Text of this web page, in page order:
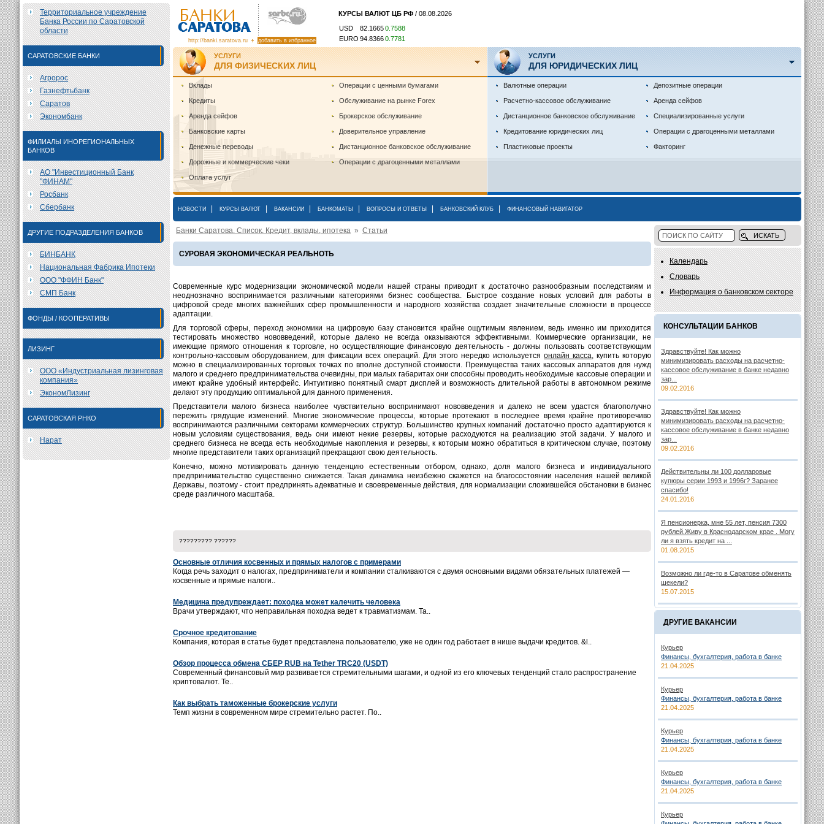
Территориальное учреждение
Банка России по Саратовской
области
САРАТОВСКИЕ БАНКИ
Агророс
Газнефтьбанк
Саратов
Экономбанк
ФИЛИАЛЫ ИНОРЕГИОНАЛЬНЫХ
БАНКОВ
АО "Инвестиционный Банк
"ФИНАМ"
Росбанк
Сбербанк
ДРУГИЕ ПОДРАЗДЕЛЕНИЯ БАНКОВ
БИНБАНК
Национальная Фабрика Ипотеки
ООО "ФФИН Банк"
СМП Банк
ФОНДЫ / КООПЕРАТИВЫ
ЛИЗИНГ
ООО «Индустриальная лизинговая
компания»
ЭкономЛизинг
САРАТОВСКАЯ РНКО
Нарат
http://banki.saratova.ru добавить в избранное
КУРСЫ ВАЛЮТ ЦБ РФ / 08.08.2026
USD
82.16650.7588
EURO 94.83660.7781
УСЛУГИ
ДЛЯ ФИЗИЧЕСКИХ ЛИЦ
УСЛУГИ
ДЛЯ ЮРИДИЧЕСКИХ ЛИЦ
Вклады
Кредиты
Аренда сейфов
Банковские карты
Денежные переводы
Дорожные и коммерческие чеки
Оплата услуг
Операции с ценными бумагами
Обслуживание на рынке Forex
Брокерское обслуживание
Доверительное управление
Дистанционное банковское обслуживание
Операции с драгоценными металлами
Валютные операции
Расчетно-кассовое обслуживание
Дистанционное банковское обслуживание
Кредитование юридических лиц
Пластиковые проекты
Депозитные операции
Аренда сейфов
Специализированные услуги
Операции с драгоценными металлами
Факторинг
НОВОСТИ КУРСЫ ВАЛЮТ ВАКАНСИИ БАНКОМАТЫ ВОПРОСЫ И ОТВЕТЫ БАНКОВСКИЙ КЛУБ ФИНАНСОВЫЙ НАВИГАТОР
Банки Саратова. Список. Кредит, вклады, ипотека » Статьи
СУРОВАЯ ЭКОНОМИЧЕСКАЯ РЕАЛЬНОТЬ
Современные курс модернизации экономической модели нашей страны приводит к достаточно разнообразным последствиям и
неоднозначно воспринимается различными категориями бизнес сообщества. Быстрое создание новых условий для работы в
цифровой среде многих важнейших сфер промышленности и народного хозяйства создает значительные сложности в процессе
адаптации.
Для торговой сферы, переход экономики на цифровую базу становится крайне ощутимым явлением, ведь именно им приходится
тестировать множество нововведений, которые далеко не всегда оказываются эффективными. Коммерческие организации, не
имеющие прямого отношения к торговле, но осуществляющие финансовую деятельность - должны пользовать соответствующим
контрольно-кассовым оборудованием, для фиксации всех операций. Для этого нередко используется онлайн касса, купить которую
можно в специализированных торговых точках по вполне доступной стоимости. Преимущества таких кассовых аппаратов для нужд
малого и среднего предпринимательства очевидны, при малых габаритах они способны проводить необходимые кассовые операции и
имеют крайне удобный интерфейс. Интуитивно понятный смарт дисплей и возможность длительной работы в автономном режиме
делают эту продукцию оптимальной для данного применения.
Представители малого бизнеса наиболее чувствительно воспринимают нововведения и далеко не всем удастся благополучно
пережить грядущие изменений. Многие экономические процессы, которые протекают в последнее время крайне противоречиво
воспринимаются различными секторами коммерческих структур. Большинство крупных компаний достаточно просто адаптируются к
новым условиям существования, ведь они имеют некие резервы, которые расходуются на реализацию этой задачи. У малого и
среднего бизнеса не всегда есть необходимые накопления и резервы, к которым можно обратиться в критическом случае, поэтому
многие представители таких организаций прекращают свою деятельность.
Конечно, можно мотивировать данную тенденцию естественным отбором, однако, доля малого бизнеса и индивидуального
предпринимательство существенно снижается. Такая динамика неизбежно скажется на благосостоянии населения нашей великой
Державы, поэтому - стоит предпринять адекватные и своевременные действия, для нормализации сложившейся обстановки в бизнес
среде различного масштаба.
????????? ??????
Основные отличия косвенных и прямых налогов с примерами
Когда речь заходит о налогах, предприниматели и компании сталкиваются с двумя основными видами обязательных платежей —
косвенные и прямые налоги..
Медицина предупреждает: походка может калечить человека
Врачи утверждают, что неправильная походка ведет к травматизмам. Та..
Срочное кредитование
Компания, которая в статье будет представлена пользователю, уже не один год работает в нише выдачи кредитов. &l..
Обзор процесса обмена СБЕР RUB на Tether TRC20 (USDT)
Современный финансовый мир развивается стремительными шагами, и одной из его ключевых тенденций стало распространение
криптовалют. Те..
Как выбрать таможенные брокерские услуги
Темп жизни в современном мире стремительно растет. По..
Календарь
Словарь
Информация о банковском секторе
КОНСУЛЬТАЦИИ БАНКОВ
Здравствуйте! Как можно
минимизировать расходы на расчетно-
кассовое обслуживание в банке недавно
зар...
09.02.2016
Здравствуйте! Как можно
минимизировать расходы на расчетно-
кассовое обслуживание в банке недавно
зар...
09.02.2016
Действительны ли 100 долларовые
купюры серии 1993 и 1996г? Заранее
спасибо!
24.01.2016
Я пенсионерка, мне 55 лет, пенсия 7300
рублей.Живу в Краснодарском крае . Могу
ли я взять кредит на ...
01.08.2015
Возможно ли где-то в Саратове обменять
шекели?
15.07.2015
ДРУГИЕ ВАКАНСИИ
Курьер
Финансы, бухгалтерия, работа в банке
21.04.2025
Курьер
Финансы, бухгалтерия, работа в банке
21.04.2025
Курьер
Финансы, бухгалтерия, работа в банке
21.04.2025
Курьер
Финансы, бухгалтерия, работа в банке
21.04.2025
Курьер